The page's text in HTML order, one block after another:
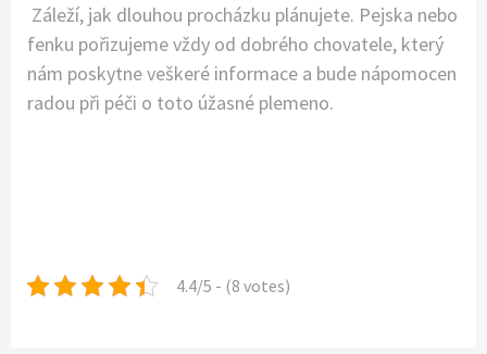
Záleží, jak dlouhou procházku plánujete. Pejska nebo
fenku pořizujeme vždy od dobrého chovatele, který
nám poskytne veškeré informace a bude nápomocen
radou při péči o toto úžasné plemeno.
4.4/5 - (8 votes)